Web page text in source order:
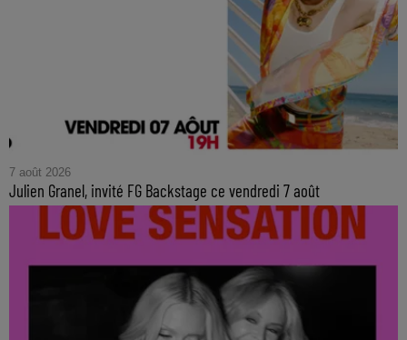
7 août 2026
Julien Granel, invité FG Backstage ce vendredi 7 août